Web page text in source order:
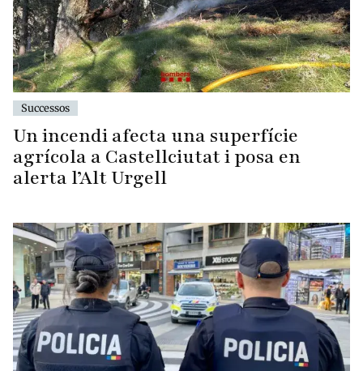
Successos
Un incendi afecta una superfície
agrícola a Castellciutat i posa en
alerta l’Alt Urgell